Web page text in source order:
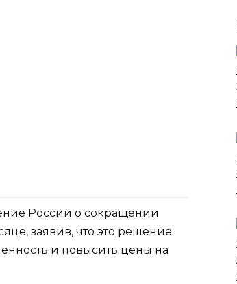
России о сокращении
заявив, что это решение
и повысить цены на